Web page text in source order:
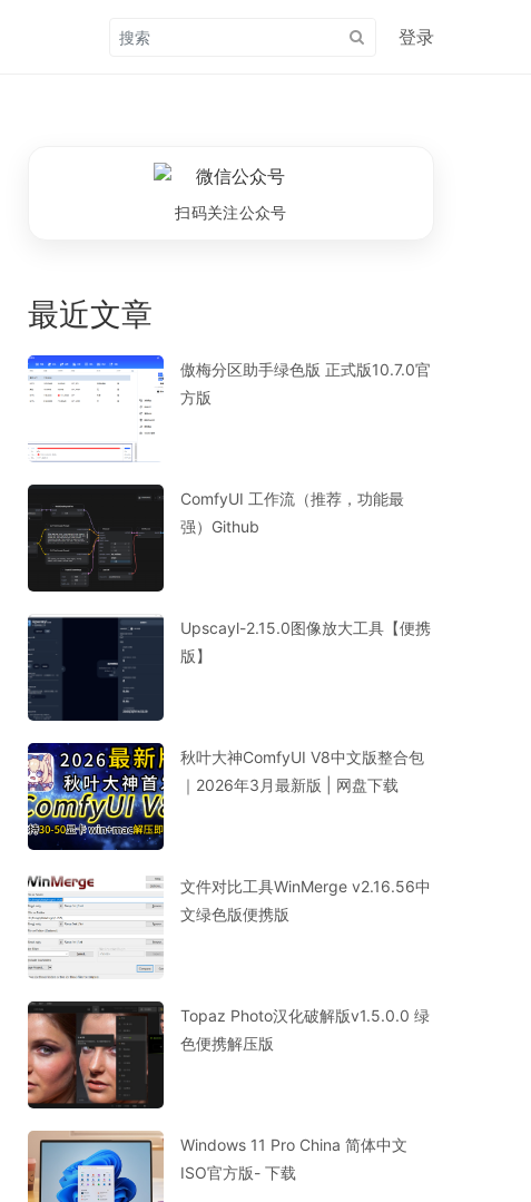
登录
扫码关注公众号
最近文章
傲梅分区助手绿色版 正式版10.7.0官
方版
ComfyUI 工作流（推荐，功能最
强）Github
Upscayl-2.15.0图像放大工具【便携
版】
秋叶大神ComfyUI V8中文版整合包
｜2026年3月最新版 | 网盘下载
文件对比工具WinMerge v2.16.56中
文绿色版便携版
Topaz Photo汉化破解版v1.5.0.0 绿
色便携解压版
Windows 11 Pro China 简体中文
ISO官方版- 下载